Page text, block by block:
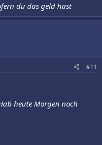
du das geld hast
#11
heute Morgen noch